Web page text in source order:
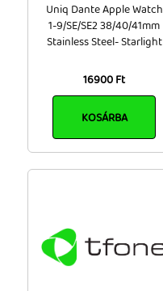
Uniq Dante Apple Watch
1-9/SE/SE2 38/40/41mm
Stainless Steel- Starlight
16900 Ft
KOSÁRBA